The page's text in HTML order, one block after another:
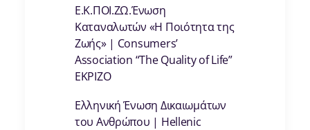
Ε.Κ.ΠΟΙ.ΖΩ.Ένωση
Καταναλωτών «Η Ποιότητα της
Ζωής» | Consumers’
Association “The Quality of Life”
EKPIZO
Ελληνική Ένωση Δικαιωμάτων
του Ανθρώπου | Hellenic